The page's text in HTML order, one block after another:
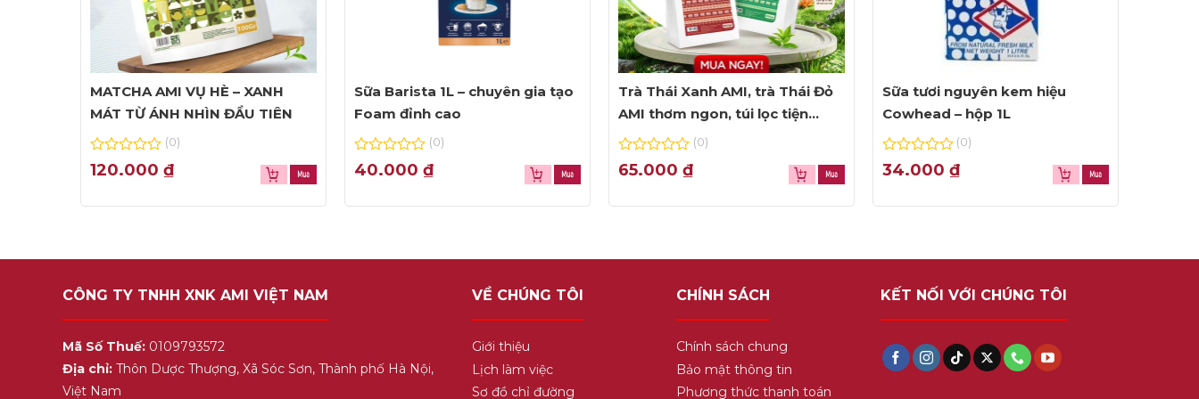
MATCHA AMI VỤ HÈ – XANH
MÁT TỪ ÁNH NHÌN ĐẦU TIÊN
0
out
5
(0)
120.000₫
Sữa Barista 1L – chuyên gia tạo
Foam đỉnh cao
0
out
5
(0)
40.000₫
Trà Thái Xanh AMI, trà Thái Đỏ
AMI thơm ngon, túi lọc tiện
dụng
0
out
5
(0)
65.000 ₫
Sữa tươi nguyên kem hiệu
Cowhead – hộp 1L
0
out
5
(0)
34.000 ₫
CÔNG TY TNHH XNK AMI VIỆT NAM
Mã Số Thuế: 0109793572
Địa chỉ: Thôn Dược Thượng, Xã Sóc Sơn, Thành phố Hà Nội,
Việt Nam
VỀ CHÚNG TÔI
Giới thiệu
Lịch làm việc
Sơ đồ chỉ đường
CHÍNH SÁCH
Chính sách chung
Bảo mật thông tin
Phương thức thanh toán
KẾT NỐI VỚI CHÚNG TÔI